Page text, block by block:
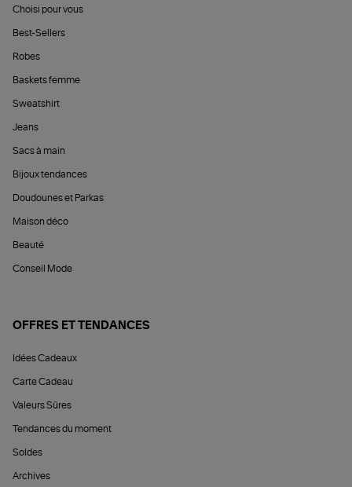
Choisi pour vous
Best-Sellers
Robes
Baskets femme
Sweatshirt
Jeans
Sacs à main
Bijoux tendances
Doudounes et Parkas
Maison déco
Beauté
Conseil Mode
OFFRES ET TENDANCES
Idées Cadeaux
Carte Cadeau
Valeurs Sûres
Tendances du moment
Soldes
Archives